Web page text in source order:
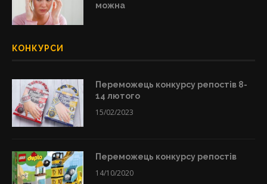
можна
КОНКУРСИ
Переможець конкурсу репостів 8-
14 лютого
15/02/2023
Переможець конкурсу репостів
14/10/2020